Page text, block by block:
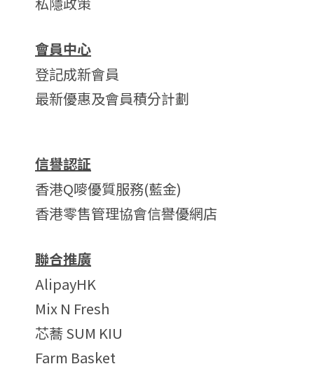
會員中心
登記成新會員
最新優惠及會員積分計劃
信譽認証
香港Q嘜優質服務(藍金)
香港零售管理協會信譽優網店
聯合推廣
AlipayHK
Mix N Fresh
芯蕎 SUM KIU
Farm Basket